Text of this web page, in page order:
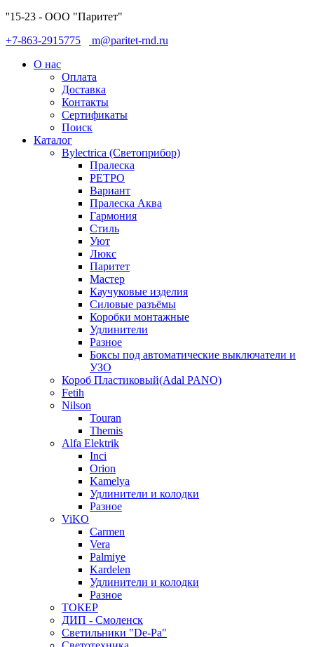
''15-23 - ООО "Паритет"
+7-863-2915775
m@paritet-rnd.ru
О нас
Оплата
Доставка
Контакты
Сертификаты
Поиск
Каталог
Bylectrica (Светоприбор)
Пралеска
РЕТРО
Вариант
Пралеска Аква
Гармония
Стиль
Уют
Люкс
Паритет
Мастер
Каучуковые изделия
Силовые разъёмы
Коробки монтажные
Удлинители
Разное
Боксы под автоматические выключатели и
УЗО
Короб Пластиковый(Adal PANO)
Fetih
Nilson
Touran
Themis
Alfa Elektrik
Inci
Orion
Kamelya
Удлинители и колодки
Разное
ViKO
Carmen
Vera
Palmiye
Kardelen
Удлинители и колодки
Разное
ТОКЕР
ДИП - Смоленск
Светильники "De-Pa"